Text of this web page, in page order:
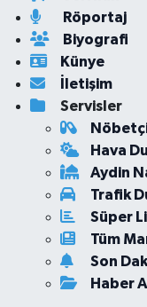
Röportaj
Biyografi
Künye
İletişim
Servisler
Hava
Aydin
Trafik
Süper
Tüm
Son
Haber